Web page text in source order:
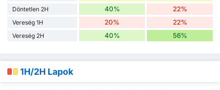
Döntetlen 2H 40% 22%
Vereség 1H 20% 22%
Vereség 2H 40% 56%
1H/2H Lapok